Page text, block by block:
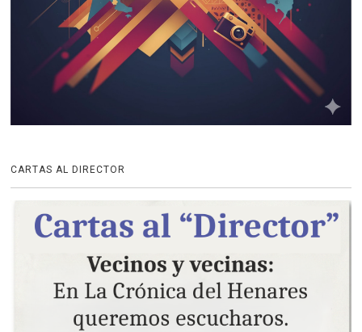
CARTAS AL DIRECTOR